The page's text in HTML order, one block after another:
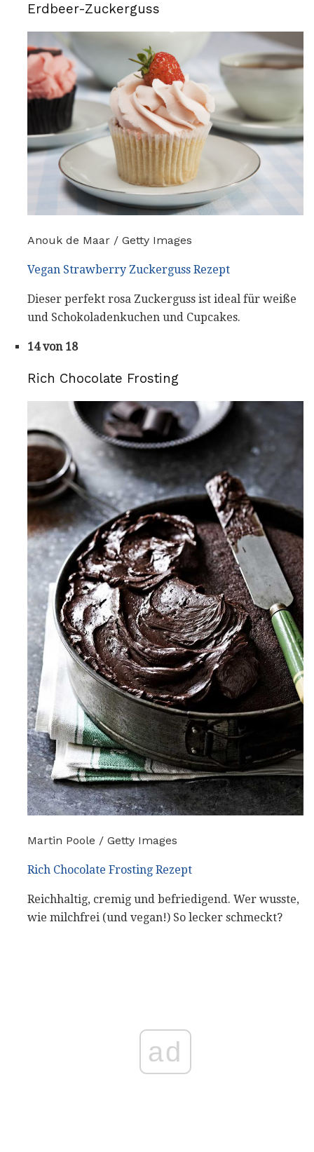
Erdbeer-Zuckerguss
Anouk de Maar / Getty Images
Vegan Strawberry Zuckerguss Rezept
Dieser perfekt rosa Zuckerguss ist ideal für weiße
und Schokoladenkuchen und Cupcakes.
14 von 18
Rich Chocolate Frosting
Martin Poole / Getty Images
Rich Chocolate Frosting Rezept
Reichhaltig, cremig und befriedigend. Wer wusste,
wie milchfrei (und vegan!) So lecker schmeckt?
ad